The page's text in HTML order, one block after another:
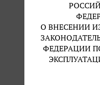
О ВНЕСЕНИИ
ФЕДЕРАЦИИ